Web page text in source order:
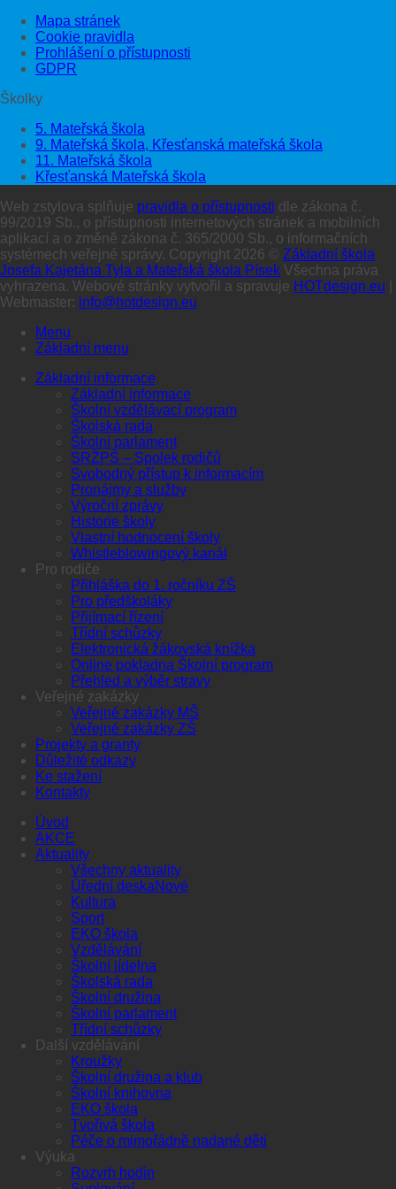
Mapa stránek
Cookie pravidla
Prohlášení o přístupnosti
GDPR
Školky
5. Mateřská škola
9. Mateřská škola, Křesťanská mateřská škola
11. Mateřská škola
Křesťanská Mateřská škola
Web zstylova splňuje pravidla o přístupnosti dle zákona č.
99/2019 Sb., o přístupnosti internetových stránek a mobilních
aplikací a o změně zákona č. 365/2000 Sb., o informačních
systémech veřejné správy. Copyright 2026 © Základní škola
Josefa Kajetána Tyla a Mateřská škola Písek Všechna práva
vyhrazena. Webové stránky vytvořil a spravuje HOTdesign.eu
Webmaster: info@hotdesign.eu
Menu
Základní menu
Základní informace
Základní informace
Školní vzdělávací program
Školská rada
Školní parlament
SRŽPŠ – Spolek rodičů
Svobodný přístup k informacím
Pronájmy a služby
Výroční zprávy
Historie školy
Vlastní hodnocení školy
Whistleblowingový kanál
Pro rodiče
Přihláška do 1. ročníku ZŠ
Pro předškoláky
Přijímací řízení
Třídní schůzky
Elektronická žákovská knížka
Online pokladna Školní program
Přehled a výběr stravy
Veřejné zakázky
Veřejné zakázky MŠ
Veřejné zakázky ZŠ
Projekty a granty
Důležité odkazy
Ke stažení
Kontakty
Úvod
AKCE
Aktuality
Všechny aktuality
Úřední deska
Kultura
Sport
EKO škola
Vzdělávání
Školní jídelna
Školská rada
Školní družina
Školní parlament
Třídní schůzky
Další vzdělávání
Kroužky
Školní družina a klub
Školní knihovna
EKO škola
Tvořivá škola
Péče o mimořádně nadané děti
Výuka
Rozvrh hodin